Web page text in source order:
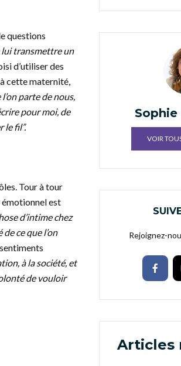
questions
lui transmettre un
d’utiliser des
cette maternité,
l’on parte de nous,
pour moi, de
le fil”.
Tour à tour
émotionnel est
d’intime chez
ce que l’on
à la société, et
de vouloir
VOIR
Rejoignez-
Articles